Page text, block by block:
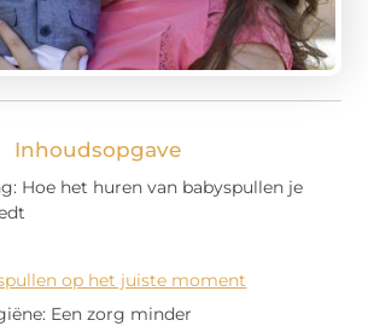
Inhoudsopgave
Hoe het huren van babyspullen je
op het juiste moment
Een zorg minder